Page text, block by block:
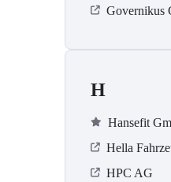
Governikus
H
Hansefit
Hella
HPC AG